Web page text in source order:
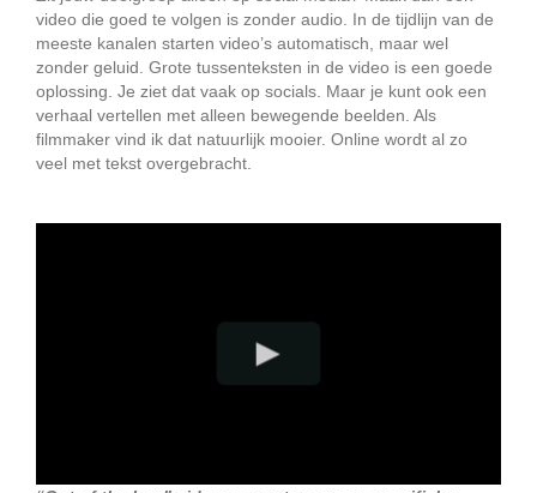
video die goed te volgen is zonder audio. In de tijdlijn van de
meeste kanalen starten video’s automatisch, maar wel
zonder geluid. Grote tussenteksten in de video is een goede
oplossing. Je ziet dat vaak op socials. Maar je kunt ook een
verhaal vertellen met alleen bewegende beelden. Als
filmmaker vind ik dat natuurlijk mooier. Online wordt al zo
veel met tekst overgebracht.